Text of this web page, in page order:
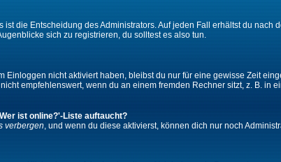
ist die Entscheidung des Administrators. Auf jeden Fall erhältst du
sich zu registrieren, du solltest es also tun.
Einloggen nicht aktiviert haben, bleibst du nur für eine gewisse Zeit
empfehlenswert, wenn du an einem fremden Rechner sitzt, z. B. in
ist online?'-Liste auftaucht?
verbergen, und wenn du diese aktivierst, können dich nur noch